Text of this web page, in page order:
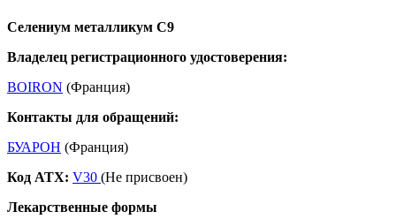
Селениум металликум С9
Владелец регистрационного удостоверения:
BOIRON (Франция)
Контакты для обращений:
БУАРОН (Франция)
Код ATX: V30 (Не присвоен)
Лекарственные формы